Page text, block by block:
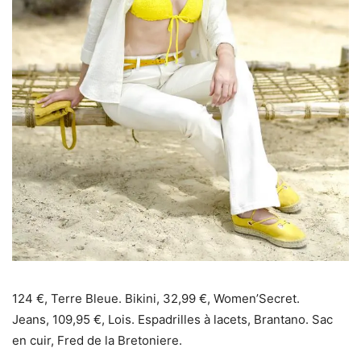
124 €, Terre Bleue. Bikini, 32,99 €, Women’Secret.
Jeans, 109,95 €, Lois. Espadrilles à lacets, Brantano. Sac
en cuir, Fred de la Bretoniere.